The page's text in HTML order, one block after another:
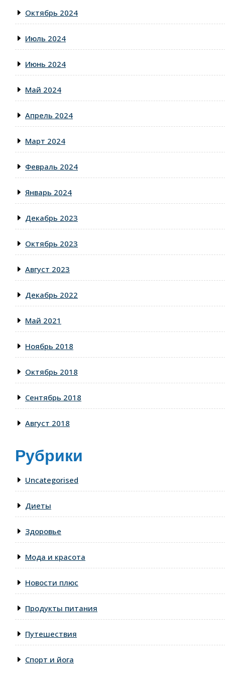
Октябрь 2024
Июль 2024
Июнь 2024
Май 2024
Апрель 2024
Март 2024
Февраль 2024
Январь 2024
Декабрь 2023
Октябрь 2023
Август 2023
Декабрь 2022
Май 2021
Ноябрь 2018
Октябрь 2018
Сентябрь 2018
Август 2018
Рубрики
Uncategorised
Диеты
Здоровье
Мода и красота
Новости плюс
Продукты питания
Путешествия
Спорт и йога